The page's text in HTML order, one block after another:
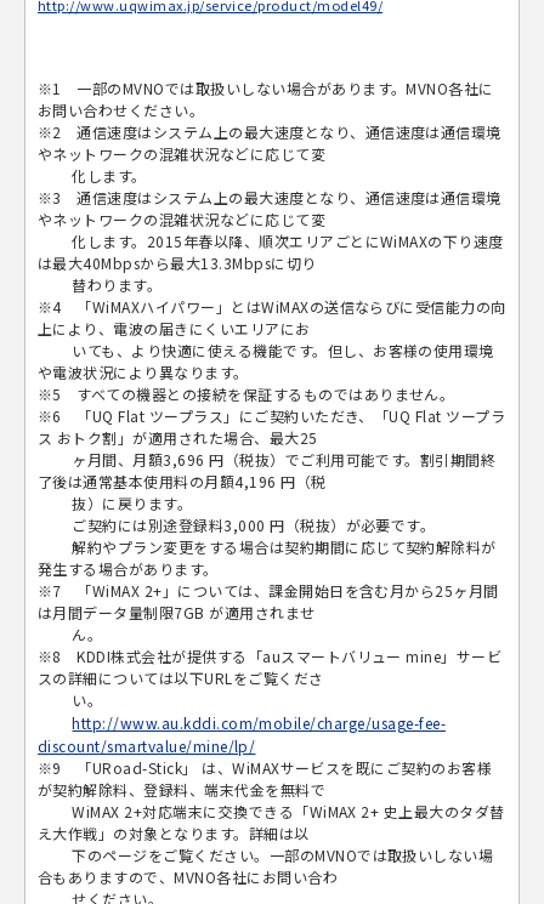
http://www.uqwimax.jp/service/product/model49/
※1 一部のMVNOでは取扱いしない場合があります。MVNO各社に
お問い合わせください。
※2 通信速度はシステム上の最大速度となり、通信速度は通信環境
やネットワークの混雑状況などに応じて変
化します。
※3 通信速度はシステム上の最大速度となり、通信速度は通信環境
やネットワークの混雑状況などに応じて変
化します。2015年春以降、順次エリアごとにWiMAXの下り速度
は最大40Mbpsから最大13.3Mbpsに切り
替わります。
※4 「WiMAXハイパワー」とはWiMAXの送信ならびに受信能力の向
上により、電波の届きにくいエリアにお
いても、より快適に使える機能です。但し、お客様の使用環境
や電波状況により異なります。
※5 すべての機器との接続を保証するものではありません。
※6 「UQ Flat ツープラス」にご契約いただき、「UQ Flat ツープラ
ス おトク割」が適用された場合、最大25
ヶ月間、月額3,696 円（税抜）でご利用可能です。割引期間終
了後は通常基本使用料の月額4,196 円（税
抜）に戻ります。
ご契約には別途登録料3,000 円（税抜）が必要です。
解約やプラン変更をする場合は契約期間に応じて契約解除料が
発生する場合があります。
※7 「WiMAX 2+」については、課金開始日を含む月から25ヶ月間
は月間データ量制限7GB が適用されませ
ん。
※8 KDDI株式会社が提供する「auスマートバリュー mine」サービ
スの詳細については以下URLをご覧くださ
い。
http://www.au.kddi.com/mobile/charge/usage-fee-
discount/smartvalue/mine/lp/
※9 「URoad-Stick」 は、WiMAXサービスを既にご契約のお客様
が契約解除料、登録料、端末代金を無料で
WiMAX 2+対応端末に交換できる「WiMAX 2+ 史上最大のタダ替
え大作戦」の対象となります。詳細は以
下のページをご覧ください。一部のMVNOでは取扱いしない場
合もありますので、MVNO各社にお問い合わ
せください。